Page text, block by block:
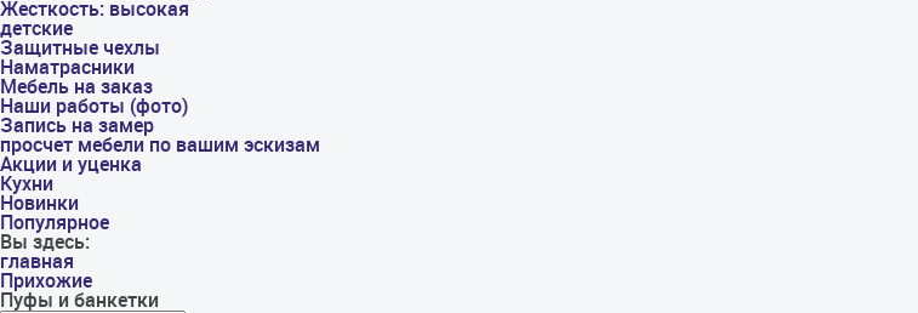
Жесткость: высокая
детские
Защитные чехлы
Наматрасники
Мебель на заказ
Наши работы (фото)
Запись на замер
просчет мебели по вашим эскизам
Акции и уценка
Кухни
Новинки
Популярное
Вы здесь:
главная
Прихожие
Пуфы и банкетки